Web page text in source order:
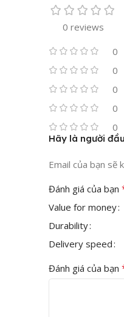
thảm trải sàn sk48
0 reviews
0
0
0
0
0
Hãy là người
Email của bạn sẽ
Đánh giá của bạn
Value for money
Durability
Delivery speed
Đánh giá của bạn